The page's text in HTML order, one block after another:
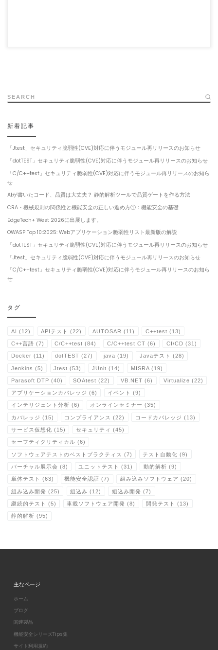
SEARCH
新着記事
「Jtest」セキュリティ脆弱性(CVE)対応に伴うモジュール再リリースのお知らせ
「dotTEST」セキュリティ脆弱性(CVE)対応に伴うモジュール再リリースのお知らせ
「C/C++test」セキュリティ脆弱性(CVE)対応に伴うモジュール再リリースのお知ら
せ
AIが書いたコード、品質は大丈夫？ 静的解析ツールで品質ゲートを作る方法
CRA・機械規則の関係性と機能安全の正しい進め方①：機能安全の基礎
EdgeTech+ West 2026に出展します。
OWASP Top 10:2025: Webアプリケーション脆弱性リスト最新版の解説
「dotTEST」セキュリティ脆弱性(CVE)対応に伴うモジュール再リリースのお知らせ
「Jtest」セキュリティ脆弱性(CVE)対応に伴うモジュール再リリースのお知らせ
「C/C++test」セキュリティ脆弱性(CVE)対応に伴うモジュール再リリースのお知ら
せ
タグ
AI (12) APIテスト (22) AUTOSAR (11) C++test (13)
C++言語 (7) C/C++test (84) C/C++test CT (6) CI/CD (31)
Docker (11) dotTEST (27) java (19) Javaテスト (28)
Jenkins (5) Jtest (53) JUnit (14) MISRA(19)
Parasoft DTP (40) SOAtest (22) VB.NET (6) Virtualize (22)
アプリケーションカバレッジ (6) イベント (9)
インテリジェント分析 (6) オンラインセミナー (35)
カバレッジ (15) コンプライアンス (22) コードカバレッジ (13)
サービス仮想化 (15) セキュリティ (45)
セーフティクリティカル (6)
ソフトウェアテストのベストプラクティス (7) テスト自動化 (9)
バーチャル展示会 (8) ユニットテスト (31) 動的解析 (9)
単体テスト (63) 機能安全認証 (7) 組み込みソフトウェア (20)
組み込み開発 (25) 組込み (12) 組込み開発 (7)
継続的テスト (5) 車載ソフトウェア開発 (8) 開発テスト (13)
静的解析 (95)
主なページ
ホーム
ブログ
関連製品
機能安全シリーズTips集
サイト利用規約